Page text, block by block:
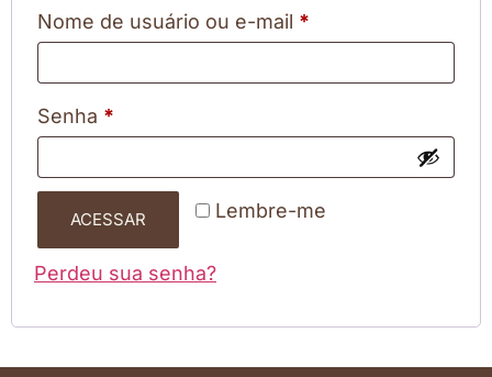
Nome de usuário ou e-mail *
Senha *
Lembre-me
ACESSAR
Perdeu sua senha?